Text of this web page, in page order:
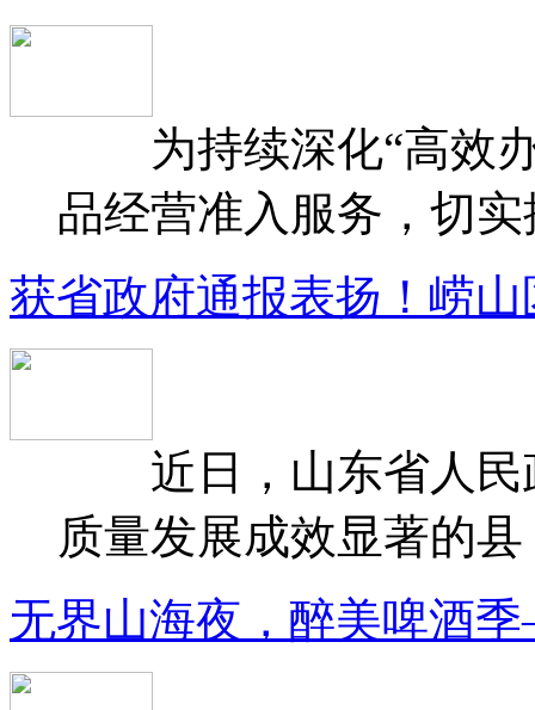
为持续深化“高效办
品经营准入服务，切
获省政府通报表扬！崂
近日，山东省人民
质量发展成效显著的
无界山海夜，醉美啤酒